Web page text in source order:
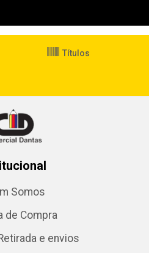
Títulos
Somos
de Compra
e envios